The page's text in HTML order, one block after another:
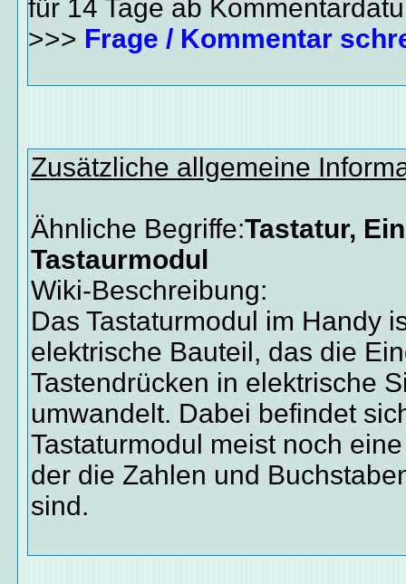
für 14 Tage ab
>>> Frage / Kommentar
Zusätzliche allgemeine
Ähnliche Begriffe:Tastatur,
Tastaurmodul
Wiki-Beschreibung:
Das Tastaturmodul im Handy
elektrische Bauteil, das die
Tastendrücken in elektrische
umwandelt. Dabei befindet
Tastaturmodul meist noch
der die Zahlen und
sind.